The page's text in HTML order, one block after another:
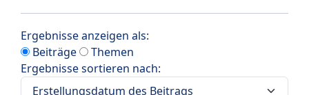
Ergebnisse anzeigen als:
Beiträge
Themen
Ergebnisse sortieren nach: